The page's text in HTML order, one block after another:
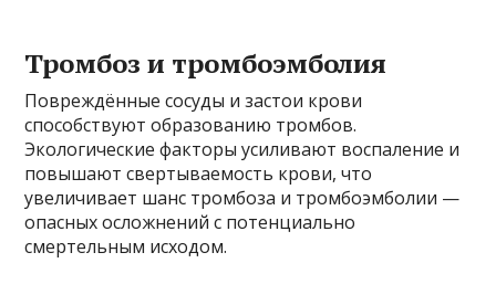
Тромбоз и тромбоэмболия
Повреждённые сосуды и застои крови
способствуют образованию тромбов.
Экологические факторы усиливают воспаление и
повышают свертываемость крови, что
увеличивает шанс тромбоза и тромбоэмболии —
опасных осложнений с потенциально
смертельным исходом.